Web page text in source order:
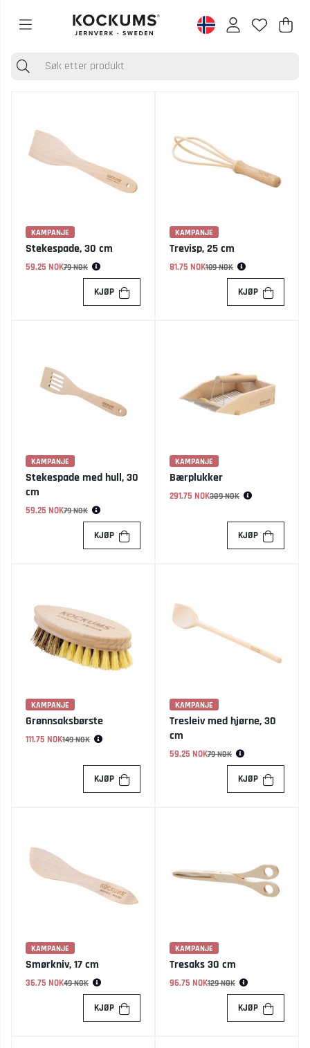
.
KAMPANJE
Stekespade, 30 cm
59.25 NOK
Vanlig pris:79 NOK
KJØP
KAMPANJE
Trevisp, 25 cm
81.75 NOK
Vanlig pris:109 NOK
KJØP
KAMPANJE
Stekespade med hull, 30
cm
59.25 NOK
Vanlig pris:79 NOK
KJØP
KAMPANJE
Bærplukker
291.75 NOK
Vanlig pris:389 NOK
KJØP
KAMPANJE
Grønnsaksbørste
111.75 NOK
Vanlig pris:149 NOK
KJØP
KAMPANJE
Tresleiv med hjørne, 30
cm
59.25 NOK
Vanlig pris:79 NOK
KJØP
KAMPANJE
Smørkniv, 17 cm
36.75 NOK
Vanlig pris:49 NOK
KJØP
KAMPANJE
Tresaks 30 cm
96.75 NOK
Vanlig pris:129 NOK
KJØP